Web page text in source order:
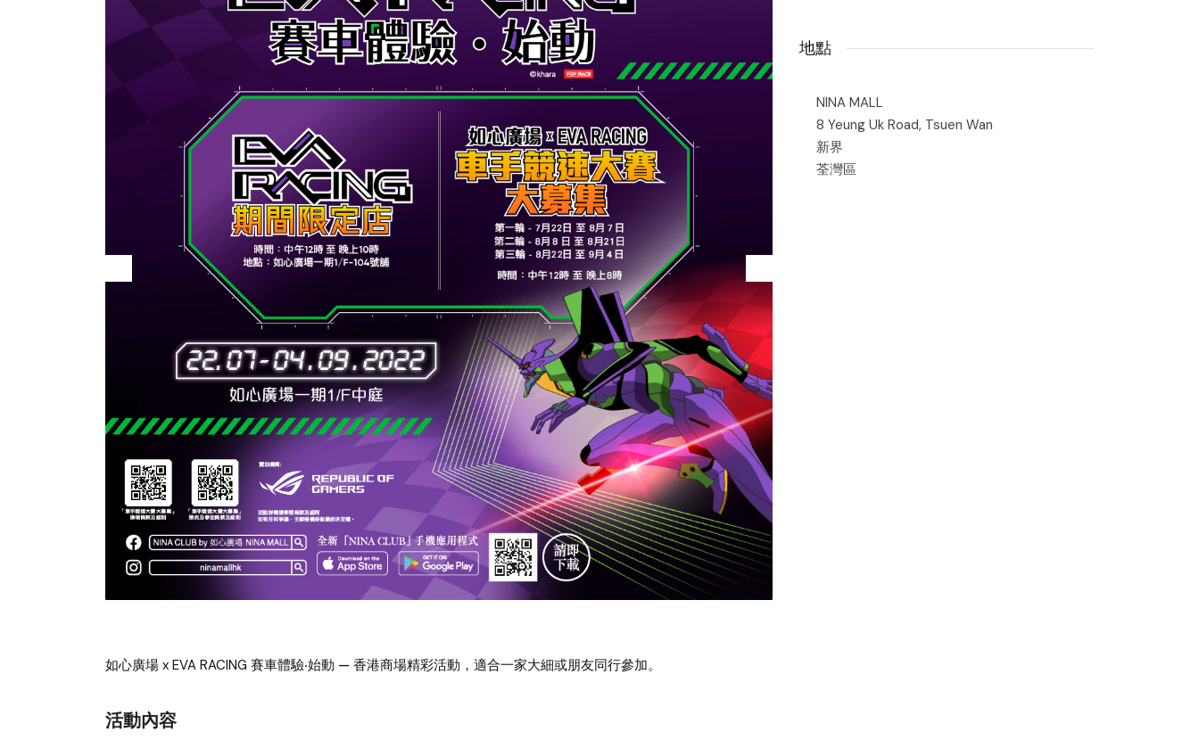
如心廣場 x EVA RACING 賽車體驗‧始動 — 香港商場精彩活動，適合一家大細或朋友同行參加。
活動內容
地點
NINA MALL
8 Yeung Uk Road, Tsuen Wan
新界
荃灣區